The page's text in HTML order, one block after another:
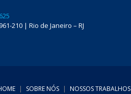
210 | Rio de Janeiro – RJ
| SOBRE NÓS | NOSSOS TRABALHOS